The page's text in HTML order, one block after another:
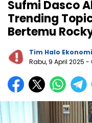
Sufmi Dasco
Trending
Bertemu
Tim Halo Ekonomi
Rabu, 9 April 2025 -